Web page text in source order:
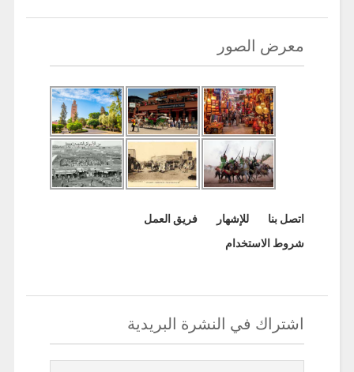
معرض الصور
اتصل بنا للإشهار
فريق العمل
شروط الاستخدام
اشتراك في النشرة البريدية